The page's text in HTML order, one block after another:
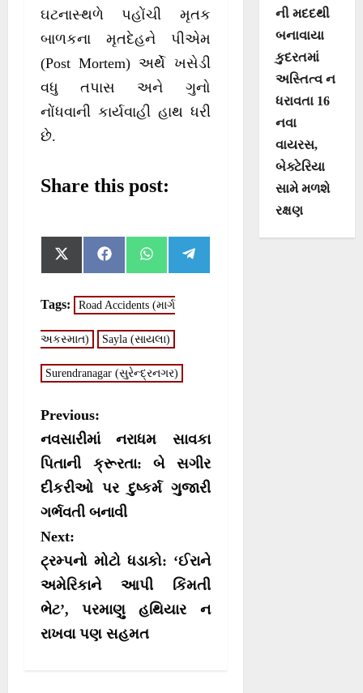
ઘટનાસ્થળે પહોંચી મૃતક
બાળકના મૃતદેહને પીએમ
(Post Mortem) અર્થે ખસેડી
વધુ તપાસ અને ગુનો
નોંધવાની કાર્યવાહી હાથ ધરી
છે.
Share this post:
r
e
n
w
i
t
t
r
)
r
e
n
e
b
o
o
r
e
n
t
s
A
p
Tags: Road Accidents (માર્ગ
અકસ્માત) Sayla (સાયલા)
Surendranagar (સુરેન્દ્રનગર)
P
o
s
t
n
a
v
i
g
Previous:
નવસારીમાં નરાધમ સાવકા
પિતાની ક્રૂરતા: બે સગીર
દીકરીઓ પર દુષ્કર્મ ગુજારી
ગર્ભવતી બનાવી
Next:
ટ્રમ્પનો મોટો ધડાકો: ‘ઈરાને
અમેરિકાને આપી કિંમતી
ભેટ’, પરમાણુ હથિયાર ન
રાખવા પણ સહમત
ની મદદથી
બનાવાયા
કુદરતમાં
અસ્તિત્વ ન
ધરાવતા 16
નવા
વાયરસ,
બેક્ટેરિયા
સામે મળશે
રક્ષણ